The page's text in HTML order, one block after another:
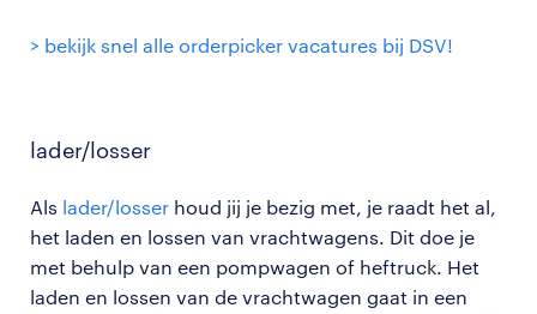
> bekijk snel alle orderpicker vacatures bij DSV!
lader/losser
Als lader/losser houd jij je bezig met, je raadt het al,
het laden en lossen van vrachtwagens. Dit doe je
met behulp van een pompwagen of heftruck. Het
laden en lossen van de vrachtwagen gaat in een